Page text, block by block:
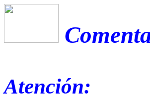
Atención: